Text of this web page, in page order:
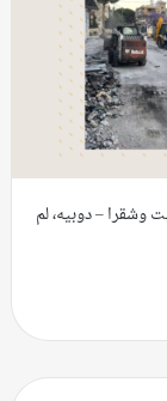
وشقرا – دوبيه، لم